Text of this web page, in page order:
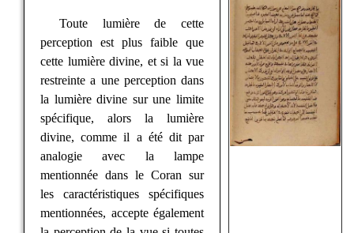
Toute lumière de cette
perception est plus faible que
cette lumière divine, et si la vue
restreinte a une perception dans
la lumière divine sur une limite
spécifique, alors la lumière
divine, comme il a été dit par
analogie avec la lampe
mentionnée dans le Coran sur
les caractéristiques spécifiques
mentionnées, accepte également